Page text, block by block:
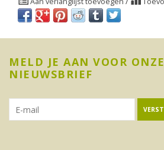
MELD JE AAN VOOR ONZE
NIEUWSBRIEF